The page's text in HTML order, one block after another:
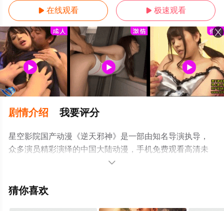
 在线观看  极速观看
剧情介绍 我要评分
星空影院国产动漫《逆天邪神》是一部由知名导演执导，
众多演员精彩演绎的中国大陆动漫，手机免费观看高清未
删减完整版动漫全集就上星空电影网，更多相关信息可移

猜你喜欢